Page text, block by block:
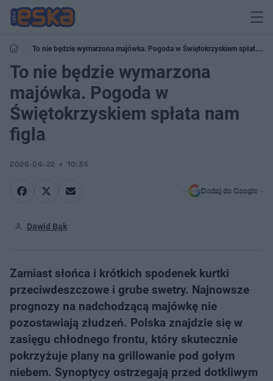
To nie będzie wymarzona majówka. Pogoda w Świętokrzyskiem spłata
nam figla
To nie będzie wymarzona
majówka. Pogoda w
Świętokrzyskiem spłata nam
figla
2026-04-22 10:34
Dodaj do Google
Dawid Bąk
Zamiast słońca i krótkich spodenek kurtki
przeciwdeszczowe i grube swetry. Najnowsze
prognozy na nadchodzącą majówkę nie
pozostawiają złudzeń. Polska znajdzie się w
zasięgu chłodnego frontu, który skutecznie
pokrzyżuje plany na grillowanie pod gołym
niebem. Synoptycy ostrzegają przed dotkliwym